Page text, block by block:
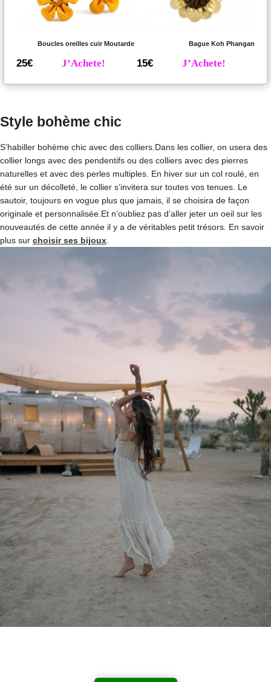
Boucles oreilles cuir Moutarde
25€ J’Achete!
Bague Koh Phangan
15€ J’Achete!
Style bohème chic
S’habiller bohème chic avec des colliers.Dans les collier, on usera des
collier longs avec des pendentifs ou des colliers avec des pierres
naturelles et avec des perles multiples. En hiver sur un col roulé, en
été sur un décolleté, le collier s’invitera sur toutes vos tenues. Le
sautoir, toujours en vogue plus que jamais, il se choisira de façon
originale et personnalisée.Et n’oubliez pas d’aller jeter un oeil sur les
nouveautés de cette année il y a de véritables petit trésors. En savoir
plus sur choisir ses bijoux.